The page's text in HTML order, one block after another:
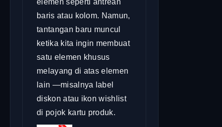
elemen seperti antrean
baris atau kolom. Namun,
tantangan baru muncul
ketika kita ingin membuat
satu elemen khusus
melayang di atas elemen
lain —misalnya label
diskon atau ikon wishlist
di pojok kartu produk.